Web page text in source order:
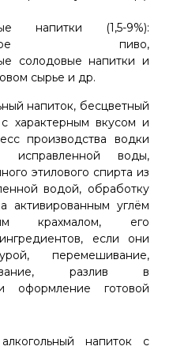
напитки (1,5-9%):
пиво,
солодовые напитки и
сырье и др.
напиток, бесцветный
характерным вкусом и
производства водки
исправленной воды,
этилового спирта из
водой, обработку
активированным углём
крахмалом, его
если они
перемешивание,
разлив в
оформление готовой
напиток с